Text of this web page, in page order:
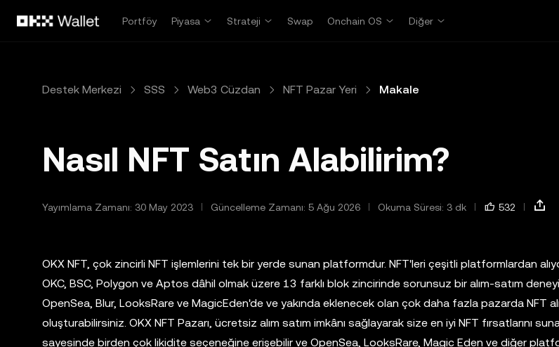
Portföy
Piyasa Strateji Swap Onchain OS Diğer
Destek Merkezi SSS Web3 Cüzdan NFT Pazar Yeri Makale
Nasıl NFT Satın Alabilirim?
Yayımlama Zamanı: 30 May 2023 Güncelleme Zamanı: 5 Ağu 2026 Okuma Süresi: 3 dk 532
OKX NFT, çok zincirli NFT işlemlerini tek bir yerde sunan platformdur. NFT'leri çeşitli platformlardan
OKC, BSC, Polygon ve Aptos dâhil olmak üzere 13 farklı blok zincirinde sorunsuz bir alım-satım
OpenSea, Blur, LooksRare ve MagicEden'de ve yakında eklenecek olan çok daha fazla pazarda NFT
oluşturabilirsiniz. OKX NFT Pazarı, ücretsiz alım satım imkânı sağlayarak size en iyi NFT fırsatlarını
sayesinde birden çok likidite seçeneğine erişebilir ve OpenSea, LooksRare, Magic Eden ve diğer